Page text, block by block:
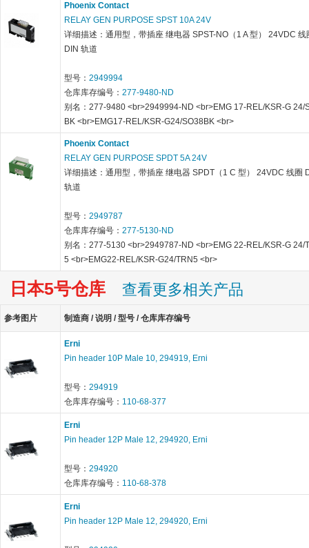
Phoenix Contact
RELAY GEN PURPOSE SPST 10A 24V
详细描述：通用型，带插座 继电器 SPST-NO（1 A 型） 24VDC 线
DIN 轨道
型号： 2949994
仓库库存编号： 277-9480-ND
别名：277-9480 <br>2949994-ND <br>EMG 17-REL/KSR-G 24/
BK <br>EMG17-REL/KSR-G24/SO38BK <br>
Phoenix Contact
RELAY GEN PURPOSE SPDT 5A 24V
详细描述：通用型，带插座 继电器 SPDT（1 C 型） 24VDC 线圈
轨道
型号： 2949787
仓库库存编号： 277-5130-ND
别名：277-5130 <br>2949787-ND <br>EMG 22-REL/KSR-G 24/
5 <br>EMG22-REL/KSR-G24/TRN5 <br>
日本5号仓库 查看更多相关产品
参考图片 制造商 / 说明 / 型号 / 仓库库存编号
Erni
Pin header 10P Male 10, 294919, Erni
型号： 294919
仓库库存编号： 110-68-377
Erni
Pin header 12P Male 12, 294920, Erni
型号： 294920
仓库库存编号： 110-68-378
Erni
Pin header 12P Male 12, 294920, Erni